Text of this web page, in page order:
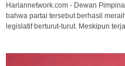
Hariannetwork.com - Dewan
bahwa partai tersebut berhasil
legislatif berturut-turut. Meskipun